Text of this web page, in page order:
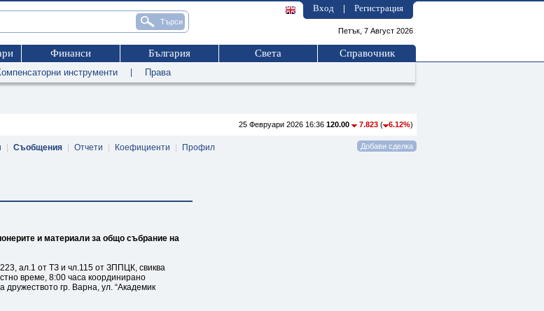
Вход Регистрация
Петък, 7 Август 2026
Финанси България Света Справочник
инструменти Права
25 Февруари 2026 16:36 120.00 7.823 ( 6.12%)
Съобщения Отчети Коефициенти Профил
и материали за общо събрание на
ал.1 от ТЗ и чл.115 от ЗППЦК, свиква
време, 8:00 часа координирано
гр. Варна, ул. “Академик